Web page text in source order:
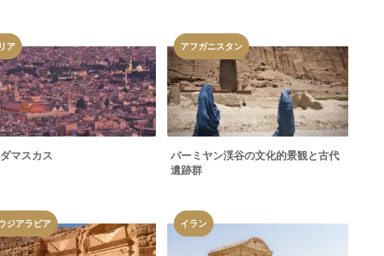
ア
マスカス
アフガニスタン
バーミヤン渓谷の文化的景観と古代
遺跡群
ジアラビア イラン